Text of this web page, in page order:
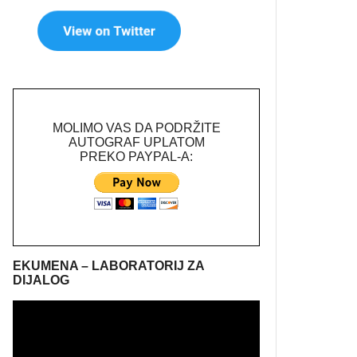
MOLIMO VAS DA PODRŽITE
AUTOGRAF UPLATOM
PREKO PAYPAL-A:
EKUMENA – LABORATORIJ ZA
DIJALOG